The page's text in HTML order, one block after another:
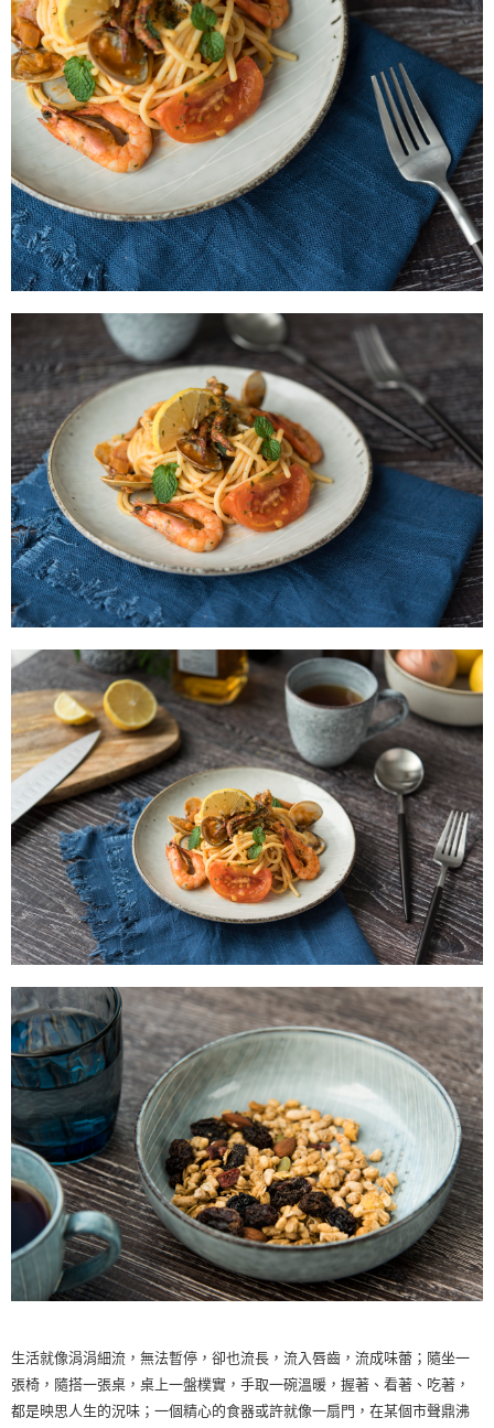
生活就像涓涓細流，無法暫停，卻也流長，流入唇齒，流成味蕾；隨坐一
張椅，隨搭一張桌，桌上一盤樸實，手取一碗溫暖，握著、看著、吃著，
都是映思人生的況味；一個精心的食器或許就像一扇門，在某個市聲鼎沸